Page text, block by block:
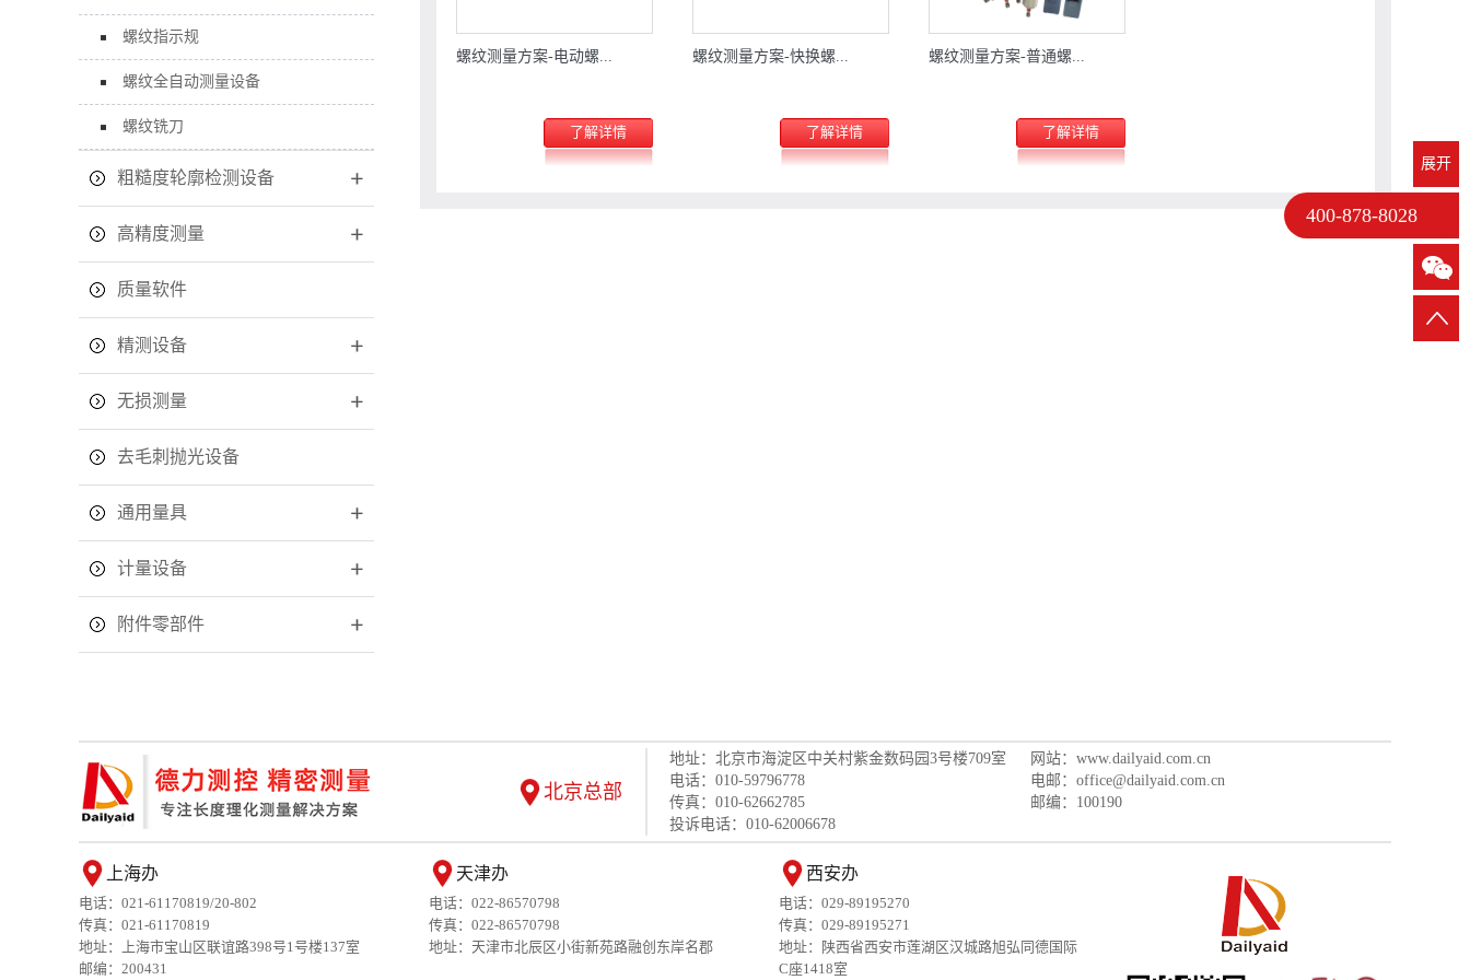
螺纹指示规
螺纹全自动测量设备
螺纹铣刀
粗糙度轮廓检测设备
高精度测量
质量软件
精测设备
无损测量
去毛刺抛光设备
通用量具
计量设备
附件零部件
螺纹测量方案-电动螺...
了解详情
螺纹测量方案-快换螺...
了解详情
螺纹测量方案-普通螺...
了解详情
北京总部
地址：北京市海淀区中关村紫金数码园3号楼709室
网站：www.dailyaid.com.cn
电话：010-59796778
电邮：office@dailyaid.com.cn
传真：010-62662785
邮编：100190
投诉电话：010-62006678
上海办
电话：021-61170819/20-802
传真：021-61170819
地址：上海市宝山区联谊路398号1号楼137室
邮编：200431
天津办
电话：022-86570798
传真：022-86570798
地址：天津市北辰区小街新苑路融创东岸名郡
西安办
电话：029-89195270
传真：029-89195271
地址：陕西省西安市莲湖区汉城路旭弘同德国际
C座1418室
展开
400-878-8028